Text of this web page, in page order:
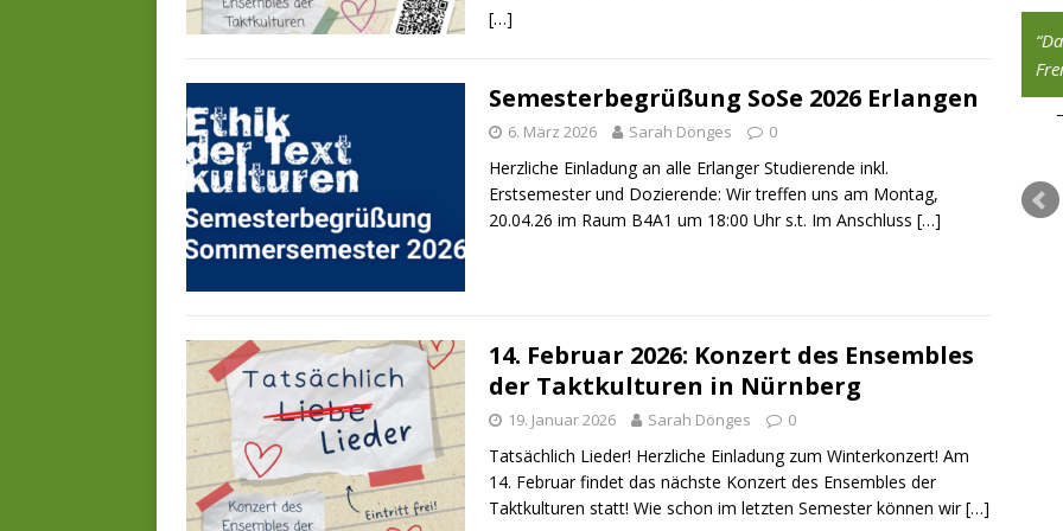
[…]
Semesterbegrüßung SoSe 2026 Erlangen
6. März 2026 Sarah Dönges 0
Herzliche Einladung an alle Erlanger Studierende inkl.
Erstsemester und Dozierende: Wir treffen uns am Montag,
20.04.26 im Raum B4A1 um 18:00 Uhr s.t. Im Anschluss […]
14. Februar 2026: Konzert des Ensembles
der Taktkulturen in Nürnberg
19. Januar 2026 Sarah Dönges 0
Tatsächlich Lieder! Herzliche Einladung zum Winterkonzert! Am
14. Februar findet das nächste Konzert des Ensembles der
Taktkulturen statt! Wie schon im letzten Semester können wir[…]
Sören Kierkegaard